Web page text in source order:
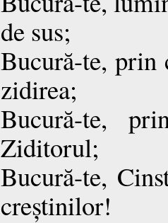
de sus;
Bucură-te, prin
zidirea;
Bucură-te,
Ziditorul;
Bucură-te,
creștinilor!